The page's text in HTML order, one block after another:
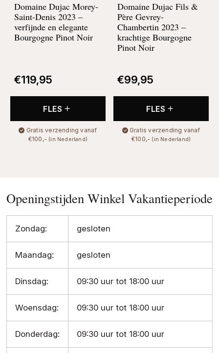
Domaine Dujac Morey-
Saint-Denis 2023 –
verfijnde en elegante
Bourgogne Pinot Noir
€119,95
FLES
Gratis verzending vanaf
€100,- (in Nederland)
Domaine Dujac Fils &
Père Gevrey-
Chambertin 2023 –
krachtige Bourgogne
Pinot Noir
€99,95
FLES
Gratis verzending vanaf
€100,- (in Nederland)
Openingstijden Winkel Vakantieperiode
Zondag: gesloten
Maandag: gesloten
Dinsdag: 09:30 uur tot 18:00 uur
Woensdag: 09:30 uur tot 18:00 uur
Donderdag: 09:30 uur tot 18:00 uur